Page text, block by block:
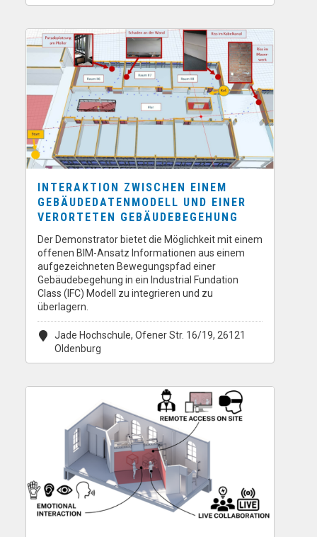
INTERAKTION ZWISCHEN EINEM
GEBÄUDEDATENMODELL UND EINER
VERORTETEN GEBÄUDEBEGEHUNG
Der Demonstrator bietet die Möglichkeit mit einem
offenen BIM-Ansatz Informationen aus einem
aufgezeichneten Bewegungspfad einer
Gebäudebegehung in ein Industrial Fundation
Class (IFC) Modell zu integrieren und zu
überlagern.
Jade Hochschule, Ofener Str. 16/19, 26121
Oldenburg